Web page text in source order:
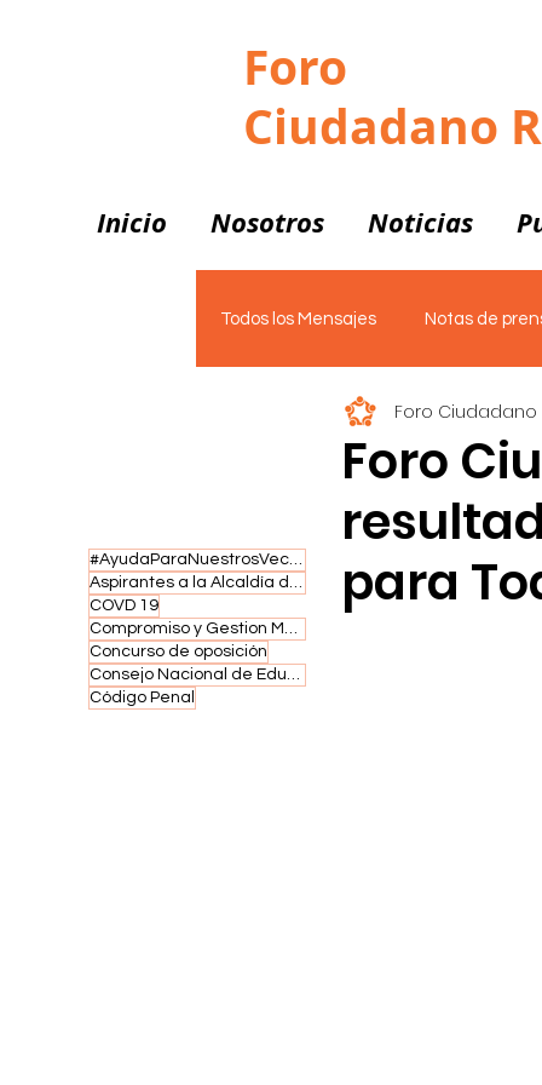
Foro
Ciudadano
Inicio Nosotros Noticias
Todos los Mensajes Notas de
Notas de Prensa
PLATAFORMAS Un mejor
Foro
para
Foro Ciudadano
#AyudaParaNuestrosVecinos #UnidosPorNuestraComunidad
Aspirantes a la Alcaldía de Santo Domingo Norte firman compromiso
COVD 19
Compromiso y Gestion Municipal
Concurso de oposición
Consejo Nacional de Educación
Código Penal